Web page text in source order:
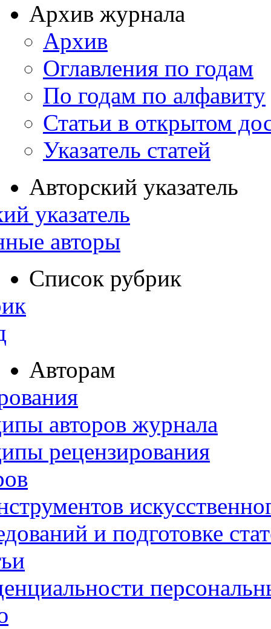
Архив журнала
Архив
Оглавления по годам
По годам по алфавиту
Статьи в открытом
Указатель статей
Авторский указатель
указатель
авторы
Список рубрик
Авторам
авторов журнала
рецензирования
и подготовке